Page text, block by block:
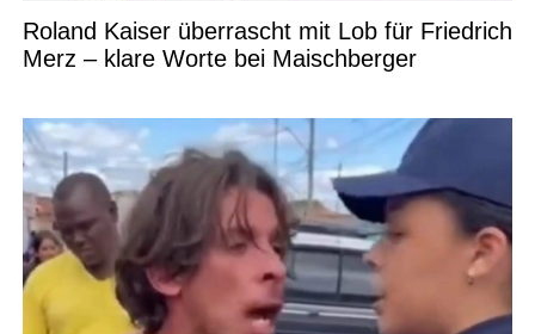
Roland Kaiser überrascht mit Lob für Friedrich
Merz – klare Worte bei Maischberger